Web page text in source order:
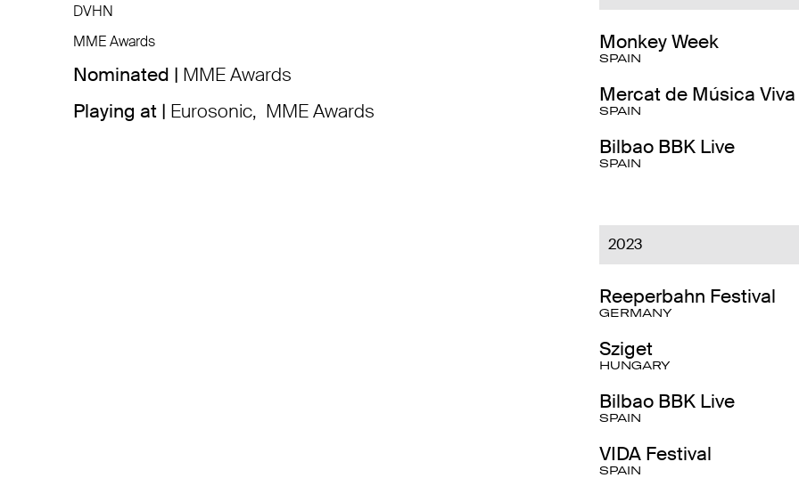
DVHN
MME Awards
Nominated | MME Awards
Playing at | Eurosonic, MME Awards
Monkey Week
SPAIN
Mercat de Música
SPAIN
Bilbao BBK Live
SPAIN
2023
Reeperbahn Festival
GERMANY
Sziget
HUNGARY
Bilbao BBK Live
SPAIN
VIDA Festival
SPAIN